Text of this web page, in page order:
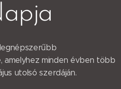
amelyhez minden évben több
utolsó szerdáján.